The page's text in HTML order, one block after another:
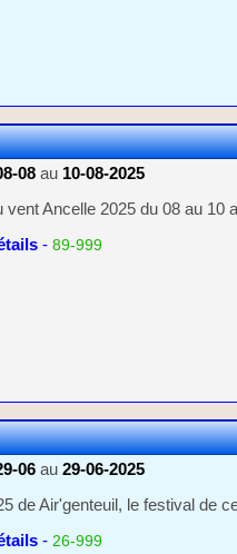
08 au 10-08-2025
vent Ancelle 2025 du 08 au 10
- 89-999
06 au 29-06-2025
de Air'genteuil, le festival de
- 26-999